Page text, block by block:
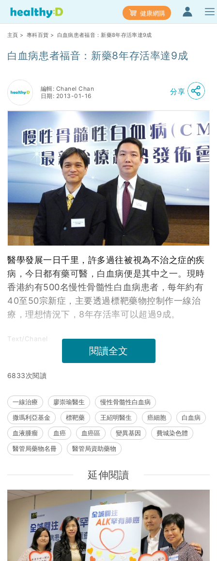
健康網購
主頁 > 專科百貨 > 白血病患者福音：新藥8年存活率達9成
白血病患者福音：新藥8年存活率達9成
編輯: Chanel Chan
日期: 2013-01-16
分享
醫學發展一日千里，許多過往被視為不治之症的疾
病，今日都有藥可醫，白血病便是其中之一。現時
香港約有500名慢性骨髓性白血病患者，每年約有
40至50宗新症，主要透過標靶藥物控制作一線治
療，理想情況下，8年存活率可以超過9成。
Text/Chanel
閱讀全文
6833次閱讀
一線治療 廖崇瑜醫生
慢性骨髓性白血病
撒瑪利亞基金
標靶藥 王紹明醫生 癌細胞
白血病
血液腫瘤
血癌 血癌區 變異基因
費城染色體
醫管局藥物名冊
醫管局資助藥物
延伸閱讀